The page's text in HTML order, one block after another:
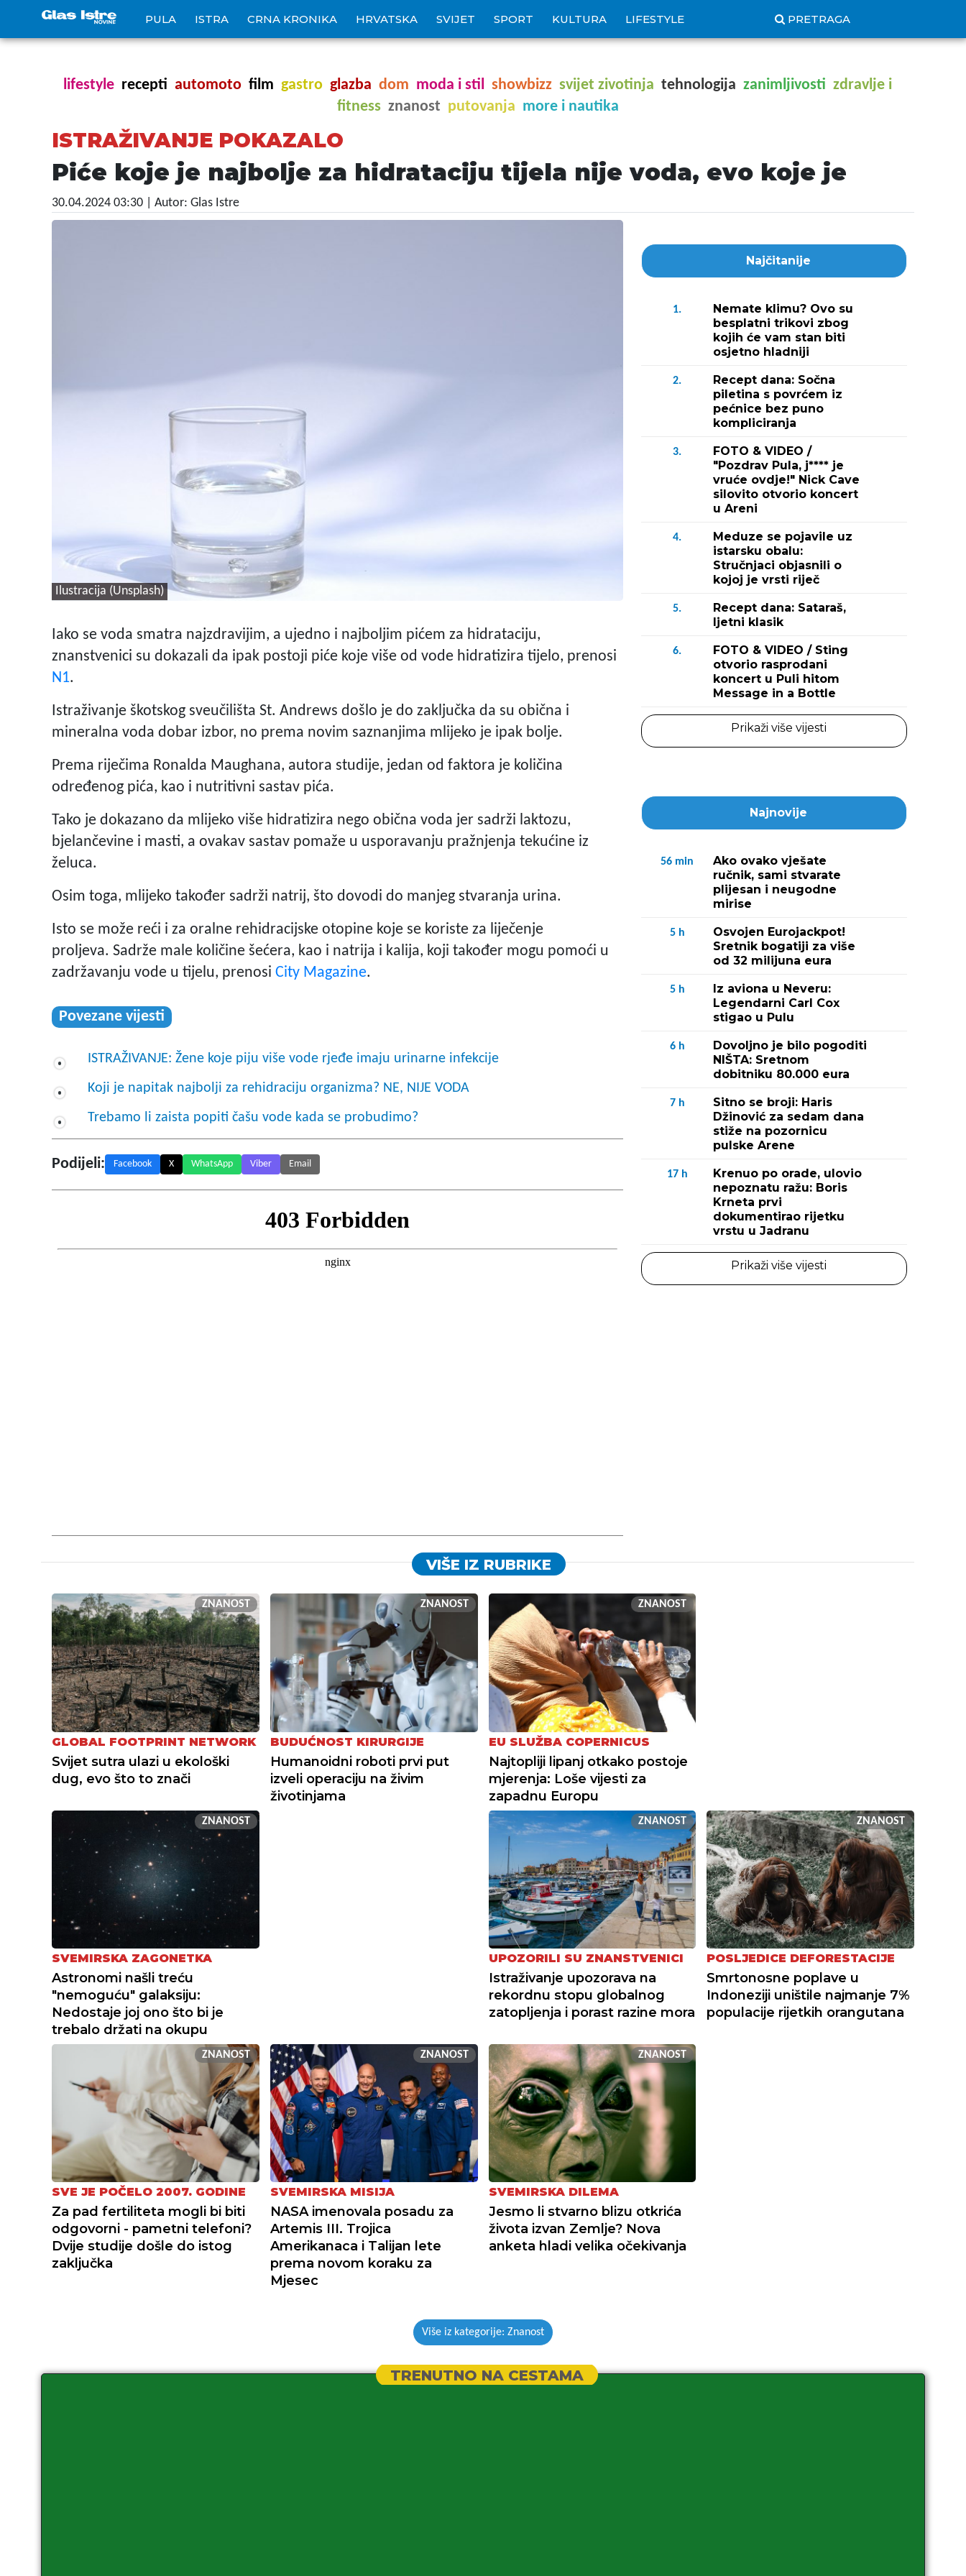
PULA ISTRA CRNA KRONIKA HRVATSKA SVIJET SPORT KULTURA LIFESTYLE PRETRAGA
lifestyle recepti automoto film gastro glazba dom moda i stil showbizz svijet zivotinja tehnologija zanimljivosti zdravlje i
fitness znanost putovanja more i nautika
ISTRAŽIVANJE POKAZALO
Piće koje je najbolje za hidrataciju tijela nije voda, evo koje je
30.04.2024 03:30 | Autor: Glas Istre
Ilustracija (Unsplash)
Iako se voda smatra najzdravijim, a ujedno i najboljim pićem za hidrataciju,
znanstvenici su dokazali da ipak postoji piće koje više od vode hidratizira tijelo, prenosi
N1.
Istraživanje škotskog sveučilišta St. Andrews došlo je do zaključka da su obična i
mineralna voda dobar izbor, no prema novim saznanjima mlijeko je ipak bolje.
Prema riječima Ronalda Maughana, autora studije, jedan od faktora je količina
određenog pića, kao i nutritivni sastav pića.
Tako je dokazano da mlijeko više hidratizira nego obična voda jer sadrži laktozu,
bjelančevine i masti, a ovakav sastav pomaže u usporavanju pražnjenja tekućine iz
želuca.
Osim toga, mlijeko također sadrži natrij, što dovodi do manjeg stvaranja urina.
Isto se može reći i za oralne rehidracijske otopine koje se koriste za liječenje
proljeva. Sadrže male količine šećera, kao i natrija i kalija, koji također mogu pomoći u
zadržavanju vode u tijelu, prenosi City Magazine.
Povezane vijesti
ISTRAŽIVANJE: Žene koje piju više vode rjeđe imaju urinarne infekcije
Koji je napitak najbolji za rehidraciju organizma? NE, NIJE VODA
Trebamo li zaista popiti čašu vode kada se probudimo?
Podijeli: Facebook X WhatsApp Viber Email
Najčitanije
1.
Nemate klimu? Ovo su
besplatni trikovi zbog
kojih će vam stan biti
osjetno hladniji
2.
Recept dana: Sočna
piletina s povrćem iz
pećnice bez puno
kompliciranja
3.
FOTO & VIDEO /
"Pozdrav Pula, j**** je
vruće ovdje!" Nick Cave
silovito otvorio koncert
u Areni
4.
Meduze se pojavile uz
istarsku obalu:
Stručnjaci objasnili o
kojoj je vrsti riječ
5.
Recept dana: Sataraš,
ljetni klasik
6.
FOTO & VIDEO / Sting
otvorio rasprodani
koncert u Puli hitom
Message in a Bottle
Prikaži više vijesti
Najnovije
56 min
Ako ovako vješate
ručnik, sami stvarate
plijesan i neugodne
mirise
5 h
Osvojen Eurojackpot!
Sretnik bogatiji za više
od 32 milijuna eura
5 h
Iz aviona u Neveru:
Legendarni Carl Cox
stigao u Pulu
6 h
Dovoljno je bilo pogoditi
NIŠTA: Sretnom
dobitniku 80.000 eura
7 h
Sitno se broji: Haris
Džinović za sedam dana
stiže na pozornicu
pulske Arene
17 h
Krenuo po orade, ulovio
nepoznatu ražu: Boris
Krneta prvi
dokumentirao rijetku
vrstu u Jadranu
Prikaži više vijesti
VIŠE IZ RUBRIKE
ZNANOST
GLOBAL FOOTPRINT NETWORK
Svijet sutra ulazi u ekološki
dug, evo što to znači
ZNANOST
BUDUĆNOST KIRURGIJE
Humanoidni roboti prvi put
izveli operaciju na živim
životinjama
ZNANOST
EU SLUŽBA COPERNICUS
Najtopliji lipanj otkako postoje
mjerenja: Loše vijesti za
zapadnu Europu
ZNANOST
SVEMIRSKA ZAGONETKA
Astronomi našli treću
"nemoguću" galaksiju:
Nedostaje joj ono što bi je
trebalo držati na okupu
ZNANOST
UPOZORILI SU ZNANSTVENICI
Istraživanje upozorava na
rekordnu stopu globalnog
zatopljenja i porast razine mora
ZNANOST
POSLJEDICE DEFORESTACIJE
Smrtonosne poplave u
Indoneziji uništile najmanje 7%
populacije rijetkih orangutana
ZNANOST
SVE JE POČELO 2007. GODINE
Za pad fertiliteta mogli bi biti
odgovorni - pametni telefoni?
Dvije studije došle do istog
zaključka
ZNANOST
SVEMIRSKA MISIJA
NASA imenovala posadu za
Artemis III. Trojica
Amerikanaca i Talijan lete
prema novom koraku za
Mjesec
ZNANOST
SVEMIRSKA DILEMA
Jesmo li stvarno blizu otkrića
života izvan Zemlje? Nova
anketa hladi velika očekivanja
Više iz kategorije: Znanost
TRENUTNO NA CESTAMA